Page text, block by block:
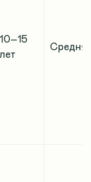
10–15
лет
Средняя